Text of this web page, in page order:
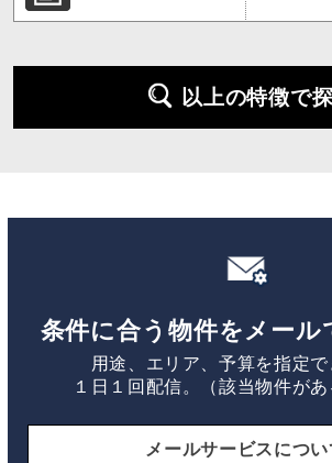
以上の特徴で
条件に合う物件をメール
用途、エリア、予算を指定で
１日１回配信。（該当物件があ
メールサービスについ